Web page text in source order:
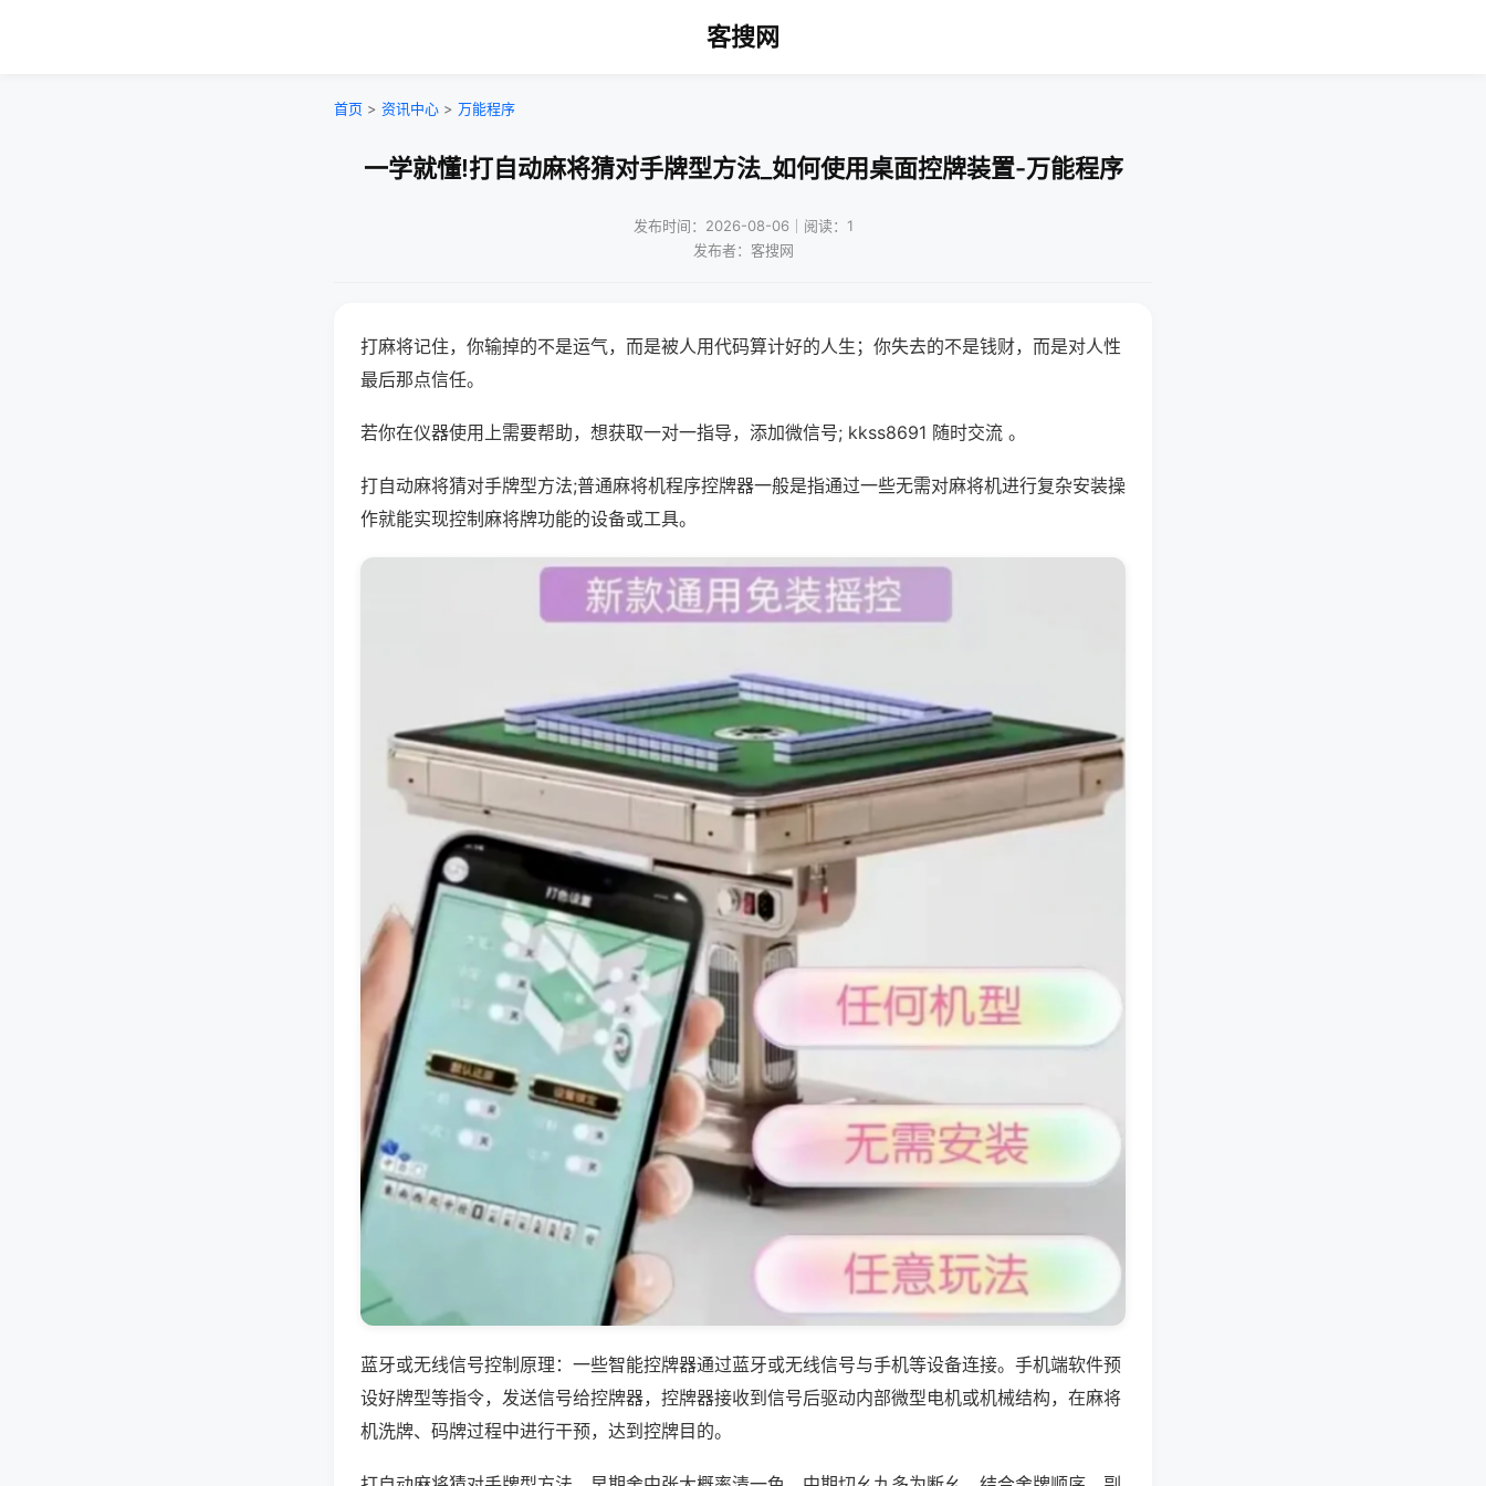
客搜网
首页 > 资讯中心 > 万能程序
一学就懂!打自动麻将猜对手牌型方法_如何使用桌面控牌装置-万能程序
发布时间：2026-08-06｜阅读：1
发布者：客搜网
打麻将记住，你输掉的不是运气，而是被人用代码算计好的人生；你失去的不是钱财，而是对人性
最后那点信任。
若你在仪器使用上需要帮助，想获取一对一指导，添加微信号; kkss8691 随时交流 。
打自动麻将猜对手牌型方法;普通麻将机程序控牌器一般是指通过一些无需对麻将机进行复杂安装操
作就能实现控制麻将牌功能的设备或工具。
蓝牙或无线信号控制原理：一些智能控牌器通过蓝牙或无线信号与手机等设备连接。手机端软件预
设好牌型等指令，发送信号给控牌器，控牌器接收到信号后驱动内部微型电机或机械结构，在麻将
机洗牌、码牌过程中进行干预，达到控牌目的。